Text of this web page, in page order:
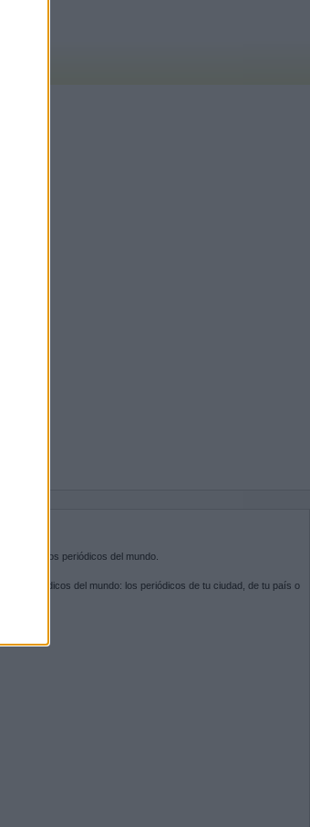
a los periódicos del mundo.
los periódicos del mundo: los periódicos de tu ciudad, de tu país o